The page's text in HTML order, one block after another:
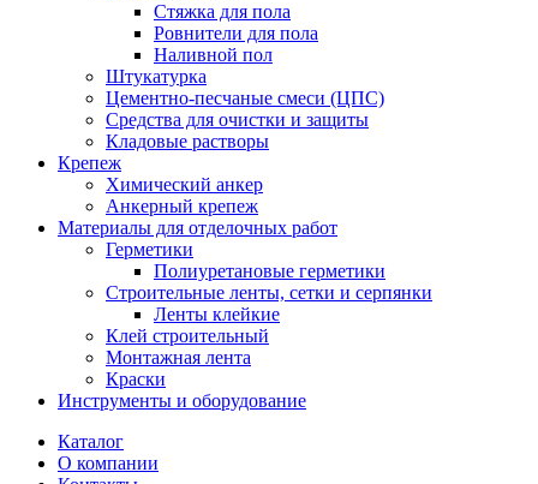
Стяжка для пола
Ровнители для пола
Наливной пол
Штукатурка
Цементно-песчаные смеси (ЦПС)
Средства для очистки и защиты
Кладовые растворы
Крепеж
Химический анкер
Анкерный крепеж
Материалы для отделочных работ
Герметики
Полиуретановые герметики
Строительные ленты, сетки и серпянки
Ленты клейкие
Клей строительный
Монтажная лента
Краски
Инструменты и оборудование
Каталог
О компании